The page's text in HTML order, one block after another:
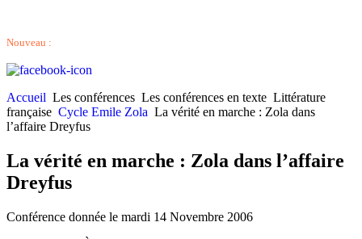
Nouveau :
Accueil Les conférences Les conférences en texte Littérature
française Cycle Emile Zola La vérité en marche : Zola dans
l’affaire Dreyfus
La vérité en marche : Zola dans l’affaire
Dreyfus
Conférence donnée le mardi 14 Novembre 2006